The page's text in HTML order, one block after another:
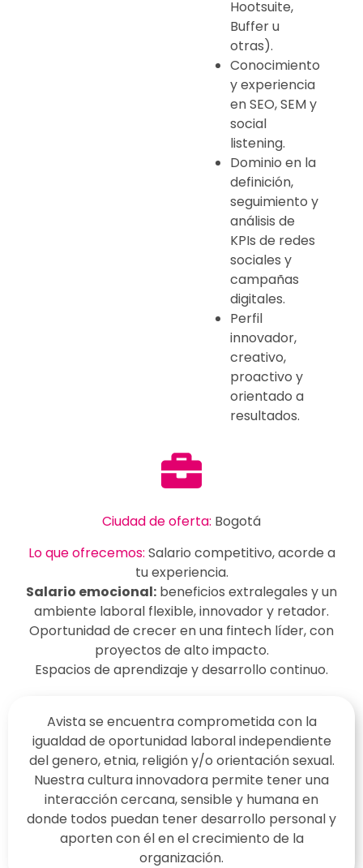
Hootsuite,
Buffer u
otras).
Conocimiento
y experiencia
en SEO, SEM y
social
listening.
Dominio en la
definición,
seguimiento y
análisis de
KPIs de redes
sociales y
campañas
digitales.
Perfil
innovador,
creativo,
proactivo y
orientado a
resultados.
Ciudad de oferta: Bogotá
Lo que ofrecemos: Salario competitivo, acorde a
tu experiencia.
Salario emocional: beneficios extralegales y un
ambiente laboral flexible, innovador y retador.
Oportunidad de crecer en una fintech líder, con
proyectos de alto impacto.
Espacios de aprendizaje y desarrollo continuo.
Avista se encuentra comprometida con la
igualdad de oportunidad laboral independiente
del genero, etnia, religión y/o orientación sexual.
Nuestra cultura innovadora permite tener una
interacción cercana, sensible y humana en
donde todos puedan tener desarrollo personal y
aporten con él en el crecimiento de la
organización.